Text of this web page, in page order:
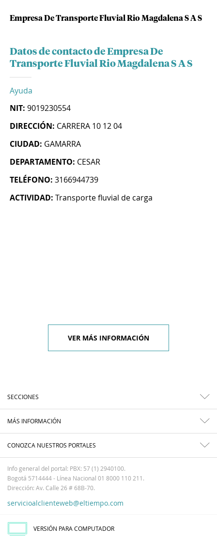
Empresa De Transporte Fluvial Rio Magdalena S A S
Datos de contacto de Empresa De
Transporte Fluvial Rio Magdalena S A S
Ayuda
NIT: 9019230554
DIRECCIÓN: CARRERA 10 12 04
CIUDAD: GAMARRA
DEPARTAMENTO: CESAR
TELÉFONO: 3166944739
ACTIVIDAD: Transporte fluvial de carga
VER MÁS INFORMACIÓN
SECCIONES
MÁS INFORMACIÓN
CONOZCA NUESTROS PORTALES
Info general del portal: PBX: 57 (1) 2940100.
Bogotá 5714444 - Línea Nacional 01 8000 110 211.
Dirección: Av. Calle 26 # 68B-70.
servicioalclienteweb@eltiempo.com
VERSIÓN PARA COMPUTADOR